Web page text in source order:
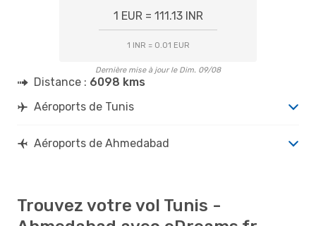
1 EUR = 111.13 INR
1 INR = 0.01 EUR
Dernière mise à jour le Dim. 09/08
Distance : 6098 kms
Aéroports de Tunis
Aéroports de Ahmedabad
Trouvez votre vol Tunis -